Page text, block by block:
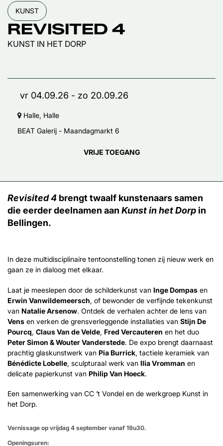
KUNST
REVISITED 4
KUNST IN HET DORP
vr 04.09.26 - zo 20.09.26
Halle, Halle
BEAT Galerij - Maandagmarkt 6
VRIJE TOEGANG
Revisited 4 brengt twaalf kunstenaars samen
die eerder deelnamen aan Kunst in het Dorp in
Bellingen.
In deze multidisciplinaire tentoonstelling tonen zij nieuw werk en
gaan ze in dialoog met elkaar.
Laat je meeslepen door de schilderkunst van Inge Dompas en
Erwin Vanwildemeersch, of bewonder de verfijnde tekenkunst
van Natalie Arsenow. Ontdek de verhalen achter de lens van
Vens en verken de grensverleggende installaties van Stijn De
Pourcq, Claus Van de Velde, Fred Vercauteren en het duo
Peter Simon & Wouter Vanderstede. De expo brengt daarnaast
prachtig glaskunstwerk van Pia Burrick, tactiele keramiek van
Bénédicte Lobelle, sculpturaal werk van Ilia Vromman en
delicate papierkunst van Philip Van Hoeck.
Een samenwerking van CC ’t Vondel en de werkgroep Kunst in
het Dorp.
Vernissage op vrijdag 4 september vanaf 19u30.
Openingsuren: